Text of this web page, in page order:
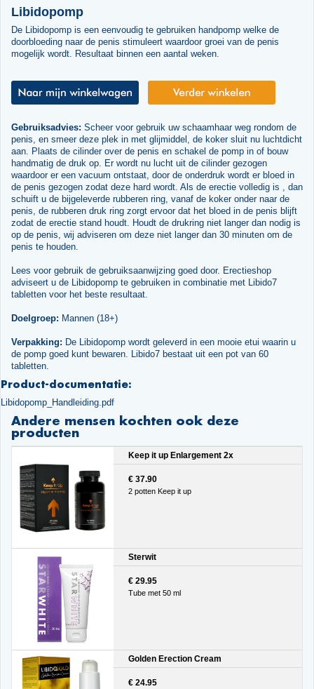
Libidopomp
De Libidopomp is een eenvoudig te gebruiken handpomp welke de
doorbloeding naar de penis stimuleert waardoor groei van de penis
mogelijk wordt. Resultaat binnen een aantal weken.
Gebruiksadvies: Scheer voor gebruik uw schaamhaar weg rondom de
penis, en smeer deze plek in met glijmiddel, de koker sluit nu luchtdicht
aan. Plaats de cilinder over de penis en schakel de pomp in of bouw
handmatig de druk op. Er wordt nu lucht uit de cilinder gezogen
waardoor er een vacuum ontstaat, door de onderdruk wordt er bloed in
de penis gezogen zodat deze hard wordt. Als de erectie volledig is , dan
schuift u de bijgeleverde rubberen ring, vanaf de koker onder naar de
penis, de rubberen druk ring zorgt ervoor dat het bloed in de penis blijft
zodat de erectie stand houdt. Houdt de drukring niet langer dan nodig is
op de penis, wij adviseren om deze niet langer dan 30 minuten om de
penis te houden.
Lees voor gebruik de gebruiksaanwijzing goed door. Erectieshop
adviseert u de Libidopomp te gebruiken in combinatie met Libido7
tabletten voor het beste resultaat.
Doelgroep: Mannen (18+)
Verpakking: De Libidopomp wordt geleverd in een mooie etui waarin u
de pomp goed kunt bewaren. Libido7 bestaat uit een pot van 60
tabletten.
Product-documentatie:
Libidopomp_Handleiding.pdf
Andere mensen kochten ook deze
producten
Keep it up Enlargement 2x
€ 37.90
2 potten Keep it up
Sterwit
€ 29.95
Tube met 50 ml
Golden Erection Cream
€ 24.95